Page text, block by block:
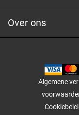
Over ons
Algemene